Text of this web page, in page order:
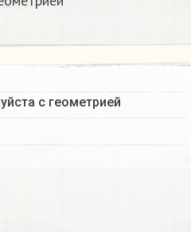
с геометрией